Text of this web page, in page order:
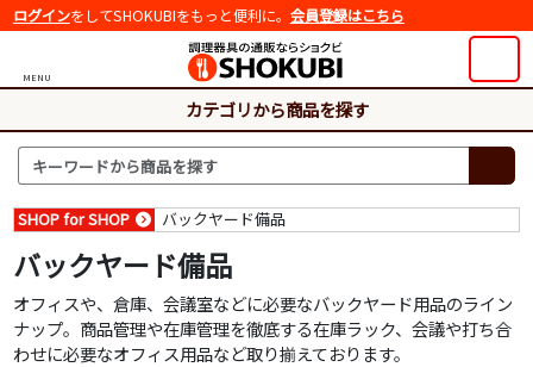
ログインをしてSHOKUBIをもっと便利に。 会員登録はこちら
MENU
カテゴリから商品を探す
SHOP for SHOP バックヤード備品
バックヤード備品
オフィスや、倉庫、会議室などに必要なバックヤード用品のライン
ナップ。商品管理や在庫管理を徹底する在庫ラック、会議や打ち合
わせに必要なオフィス用品など取り揃えております。